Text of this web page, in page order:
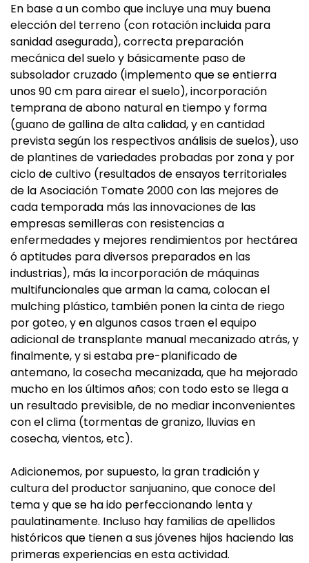
En base a un combo que incluye una muy buena
elección del terreno (con rotación incluida para
sanidad asegurada), correcta preparación
mecánica del suelo y básicamente paso de
subsolador cruzado (implemento que se entierra
unos 90 cm para airear el suelo), incorporación
temprana de abono natural en tiempo y forma
(guano de gallina de alta calidad, y en cantidad
prevista según los respectivos análisis de suelos), uso
de plantines de variedades probadas por zona y por
ciclo de cultivo (resultados de ensayos territoriales
de la Asociación Tomate 2000 con las mejores de
cada temporada más las innovaciones de las
empresas semilleras con resistencias a
enfermedades y mejores rendimientos por hectárea
ó aptitudes para diversos preparados en las
industrias), más la incorporación de máquinas
multifuncionales que arman la cama, colocan el
mulching plástico, también ponen la cinta de riego
por goteo, y en algunos casos traen el equipo
adicional de transplante manual mecanizado atrás, y
finalmente, y si estaba pre-planificado de
antemano, la cosecha mecanizada, que ha mejorado
mucho en los últimos años; con todo esto se llega a
un resultado previsible, de no mediar inconvenientes
con el clima (tormentas de granizo, lluvias en
cosecha, vientos, etc).
Adicionemos, por supuesto, la gran tradición y
cultura del productor sanjuanino, que conoce del
tema y que se ha ido perfeccionando lenta y
paulatinamente. Incluso hay familias de apellidos
históricos que tienen a sus jóvenes hijos haciendo las
primeras experiencias en esta actividad.